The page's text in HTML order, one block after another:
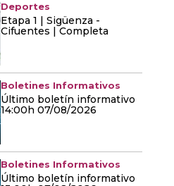
Deportes
Etapa 1 | Sigüenza -
Cifuentes | Completa
Boletines Informativos
Último boletín informativo
14:00h 07/08/2026
Boletines Informativos
Último boletín informativo